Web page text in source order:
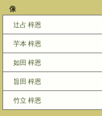
辻占 梓恩
芋本 梓恩
如田 梓恩
旨田 梓恩
竹立 梓恩